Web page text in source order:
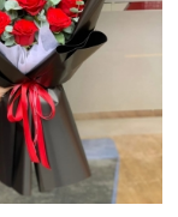
Mua ngay